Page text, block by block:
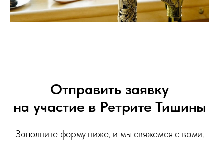
Отправить заявку
на участие в Ретрите Тишины
Заполните форму ниже, и мы свяжемся с вами.